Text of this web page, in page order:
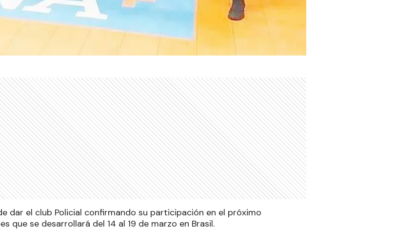
dar el club Policial confirmando su participación en el próximo
que se desarrollará del 14 al 19 de marzo en Brasil.